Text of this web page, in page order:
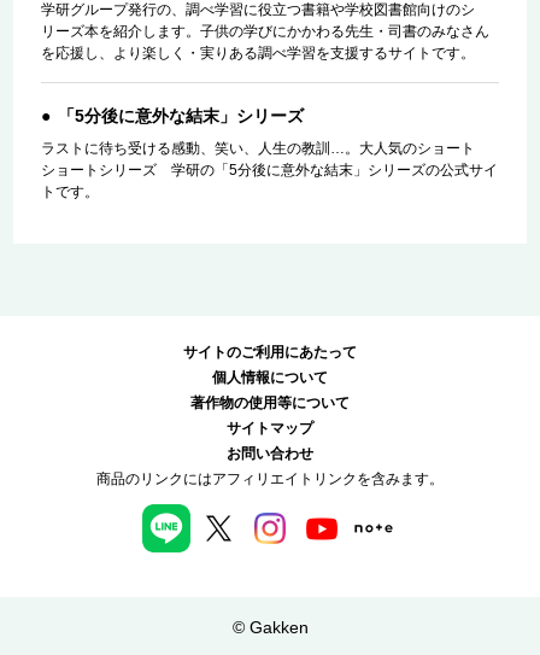
学研グループ発行の、調べ学習に役立つ書籍や学校図書館向けのシ
リーズ本を紹介します。子供の学びにかかわる先生・司書のみなさん
を応援し、より楽しく・実りある調べ学習を支援するサイトです。
「5分後に意外な結末」シリーズ
ラストに待ち受ける感動、笑い、人生の教訓…。大人気のショート
ショートシリーズ 学研の「5分後に意外な結末」シリーズの公式サイ
トです。
サイトのご利用にあたって
個人情報について
著作物の使用等について
サイトマップ
お問い合わせ
商品のリンクにはアフィリエイトリンクを含みます。
© Gakken